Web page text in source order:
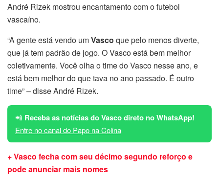
André Rizek mostrou encantamento com o futebol
vascaíno.
“A gente está vendo umVasco que pelo menos diverte,
que já tem padrão de jogo. O Vasco está bem melhor
coletivamente. Você olha o time do Vasco nesse ano, e
está bem melhor do que tava no ano passado. É outro
time” – disse André Rizek.
📲 Receba as notícias do Vasco direto no WhatsApp!
Entre no canal do Papo na Colina
+ Vasco fecha com seu décimo segundo reforço e
pode anunciar mais nomes